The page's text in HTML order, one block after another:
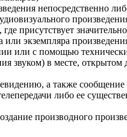
непосредственно
присутствует
экземпляра
или с помощью
звуком) в месте,
а также
либо ее
производного